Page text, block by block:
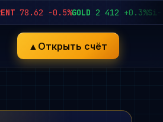
78.62 −0.5%GOLD 2 412 +0.3%Si-
▲ Открыть счёт